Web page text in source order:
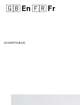
🇬🇧 En 🇫🇷 Fr
LE GAI FOUILLIS